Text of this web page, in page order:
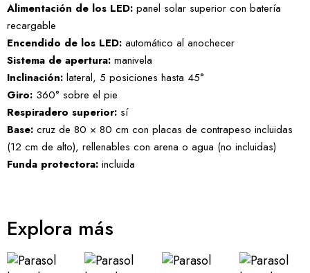
Alimentación de los LED: panel solar superior con batería
recargable
Encendido de los LED: automático al anochecer
Sistema de apertura: manivela
Inclinación: lateral, 5 posiciones hasta 45°
Giro: 360° sobre el pie
Respiradero superior: sí
Base: cruz de 80 × 80 cm con placas de contrapeso incluidas
(12 cm de alto), rellenables con arena o agua (no incluidas)
Funda protectora: incluida
Explora más